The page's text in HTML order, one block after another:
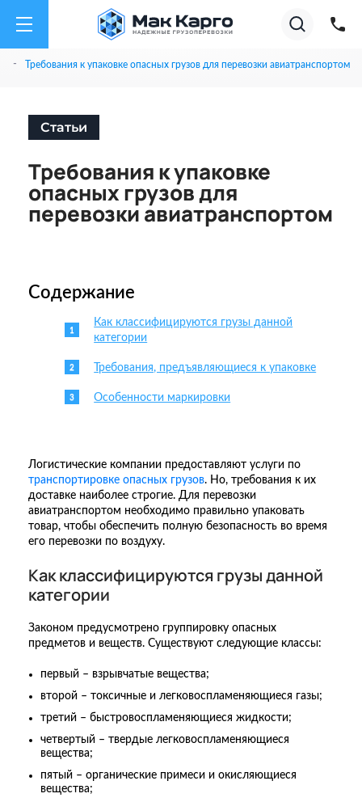
01.08.26
на
Август
Супер тарифы на
✕
- Требования к упаковке опасных грузов для перевозки авиатранспортом
Статьи
Требования к упаковке
опасных грузов для
перевозки авиатранспортом
Содержание
Как классифицируются грузы данной
категории
Требования, предъявляющиеся к упаковке
Особенности маркировки
Логистические компании предоставляют услуги по
транспортировке опасных грузов. Но, требования к их
доставке наиболее строгие. Для перевозки
авиатранспортом необходимо правильно упаковать
товар, чтобы обеспечить полную безопасность во время
его перевозки по воздуху.
Как классифицируются грузы данной
категории
Законом предусмотрено группировку опасных
предметов и веществ. Существуют следующие классы:
первый – взрывчатые вещества;
второй – токсичные и легковоспламеняющиеся газы;
третий – быстровоспламеняющиеся жидкости;
четвертый – твердые легковоспламеняющиеся
вещества;
пятый – органические примеси и окисляющиеся
вещества;